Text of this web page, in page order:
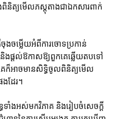
និត្យមើលភស្តុតាងជាឯកសារពាក់
ម្លើយអំពីការចោទប្រកាន់
ផ្តល់ឱកាសឱ្យពួកគេឆ្លើយតបទៅ
េក៏អាចមានសិទ្ធិចូលពិនិត្យមើល
ដែរ។
ាំងអស់មកវិភាគ និងរៀបចំសេចក្តី